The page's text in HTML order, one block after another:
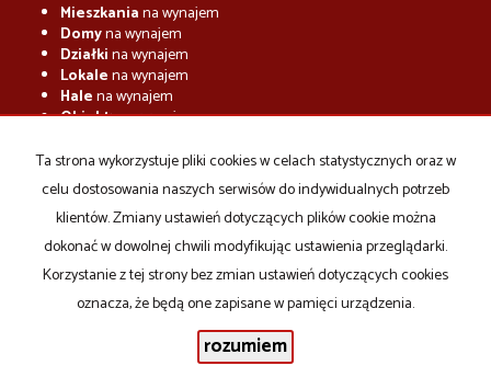
Mieszkaniana wynajem
Domyna wynajem
Działkina wynajem
Lokalena wynajem
Halena wynajem
Obiektyna wynajem
Mieszkaniana sprzedaż
na sprzedaż
Działkina sprzedaż
Lokalena sprzedaż
Halena sprzedaż
Obiektyna sprzedaż
Program dla biur nieruchomości
Ta strona wykorzystuje pliki cookies w celach statystycznych oraz w
celu dostosowania naszych serwisów do indywidualnych potrzeb
klientów. Zmiany ustawień dotyczących plików cookie można
dokonać w dowolnej chwili modyfikując ustawienia przeglądarki.
Korzystanie z tej strony bez zmian ustawień dotyczących cookies
oznacza, że będą one zapisane w pamięci urządzenia.
rozumiem